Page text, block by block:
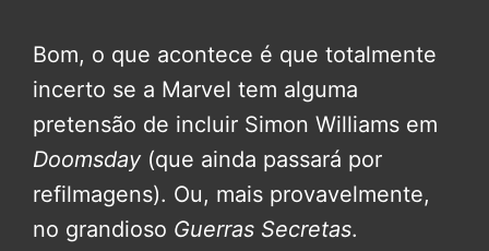
Bom, o que acontece é que totalmente
incerto se a Marvel tem alguma
pretensão de incluir Simon Williams em
Doomsday (que ainda passará por
refilmagens). Ou, mais provavelmente,
no grandioso Guerras Secretas.